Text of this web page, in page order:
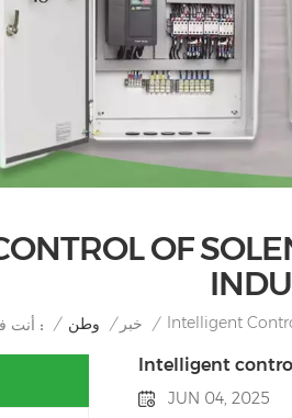
OF
أنت في : / وطن / خبر / Intelligent
Intelligent
JUN 04, 2025